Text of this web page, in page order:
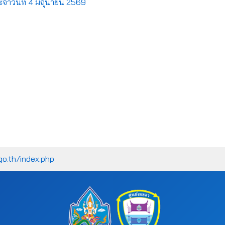
จำวันที่ 4 มิถุนายน 2569
index.php